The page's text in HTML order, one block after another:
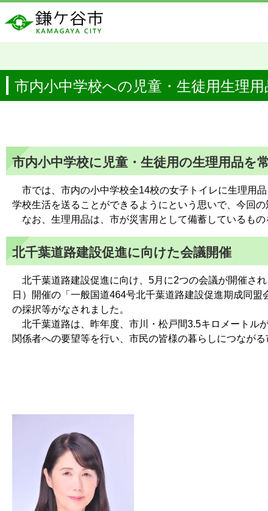
市内小中学校への児童・生徒用生理
市内小中学校に児童・生徒用の生理用品を
市では、市内の小中学校全14校の女子トイレに生理用
学校生活を送ることができるようにという思いで、今回の
なお、生理用品は、市が災害用として備蓄しているも
北千葉道路建設促進に向けた会議開催
北千葉道路建設促進に向け、5月に2つの会議が開催さ
日）開催の「一般国道464号北千葉道路建設促進期成同
の採択等がなされました。
北千葉道路は、昨年度、市川・松戸間3.5キロメートル
関係者への要望等を行い、市民の皆様の暮らしにつなが